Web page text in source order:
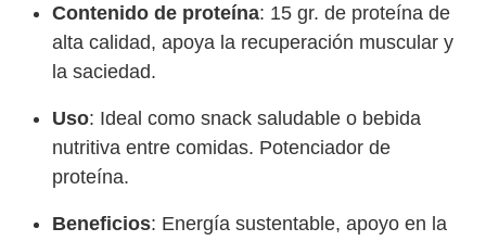
Contenido de proteína: 15 gr. de proteína de
alta calidad, apoya la recuperación muscular y
la saciedad.
Uso: Ideal como snack saludable o bebida
nutritiva entre comidas. Potenciador de
proteína.
Beneficios: Energía sustentable, apoyo en la